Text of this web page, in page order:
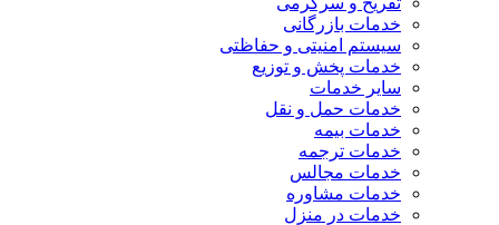
خدمات بازرگانی
سیستم امنیتی و حفاظتی
خدمات پخش و توزیع
سایر خدمات
خدمات حمل و نقل
خدمات بیمه
خدمات ترجمه
خدمات مجالس
خدمات مشاوره
خدمات در منزل